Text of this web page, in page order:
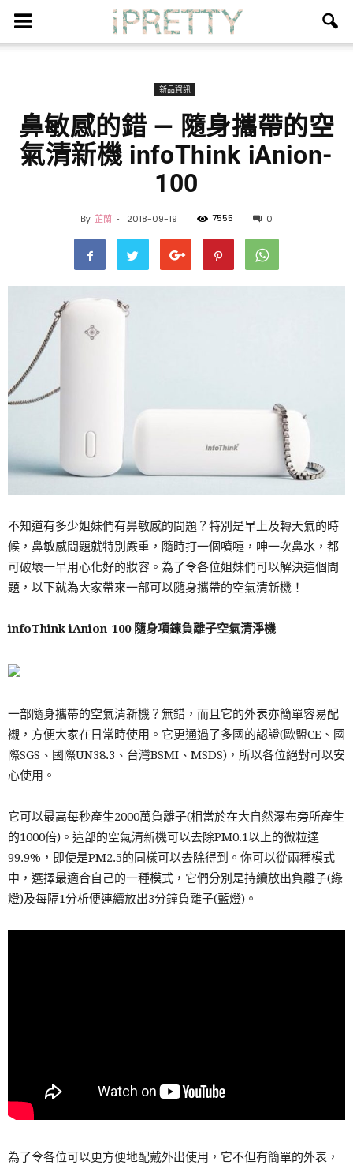
新品資訊
鼻敏感的錯 — 隨身攜帶的空
氣清新機 infoThink iAnion-
100
By 芷蘭 - 2018-09-19 7555 0
不知道有多少姐妹們有鼻敏感的問題？特別是早上及轉天氣的時
候，鼻敏感問題就特別嚴重，隨時打一個噴嚏，呻一次鼻水，都
可破壞一早用心化好的妝容。為了令各位姐妹們可以解決這個問
題，以下就為大家帶來一部可以隨身攜帶的空氣清新機！
infoThink iAnion-100 隨身項鍊負離子空氣清淨機
一部隨身攜帶的空氣清新機？無錯，而且它的外表亦簡單容易配
襯，方便大家在日常時使用。它更通過了多國的認證(歐盟CE、國
際SGS、國際UN38.3、台灣BSMI、MSDS)，所以各位絕對可以安
心使用。
它可以最高每秒產生2000萬負離子(相當於在大自然瀑布旁所產生
的1000倍)。這部的空氣清新機可以去除PM0.1以上的微粒達
99.9%，即使是PM2.5的同樣可以去除得到。你可以從兩種模式
中，選擇最適合自己的一種模式，它們分別是持續放出負離子(綠
燈)及每隔1分析便連續放出3分鐘負離子(藍燈)。
為了令各位可以更方便地配戴外出使用，它不但有簡單的外表，